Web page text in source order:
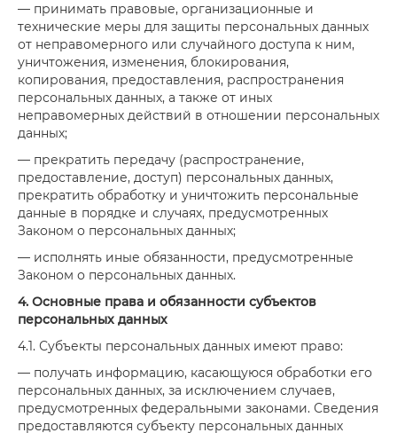
— принимать правовые, организационные и
технические меры для защиты персональных данных
от неправомерного или случайного доступа к ним,
уничтожения, изменения, блокирования,
копирования, предоставления, распространения
персональных данных, а также от иных
неправомерных действий в отношении персональных
данных;
— прекратить передачу (распространение,
предоставление, доступ) персональных данных,
прекратить обработку и уничтожить персональные
данные в порядке и случаях, предусмотренных
Законом о персональных данных;
— исполнять иные обязанности, предусмотренные
Законом о персональных данных.
4. Основные права и обязанности субъектов
персональных данных
4.1. Субъекты персональных данных имеют право:
— получать информацию, касающуюся обработки его
персональных данных, за исключением случаев,
предусмотренных федеральными законами. Сведения
предоставляются субъекту персональных данных